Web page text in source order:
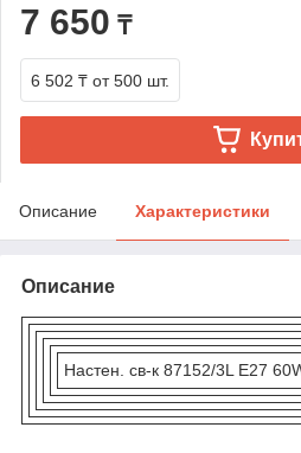
7 650 ₸
6 502 ₸ от 500 шт.
Описание Характеристики
Описание
Настен. св-к 87152/3L E27